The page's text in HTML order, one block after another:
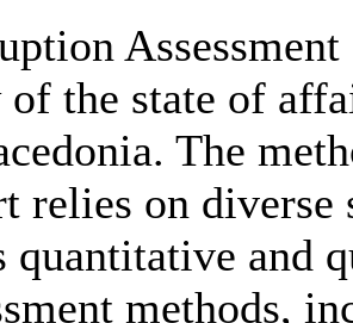
the state of
The
relies on
quantitative and
methods,